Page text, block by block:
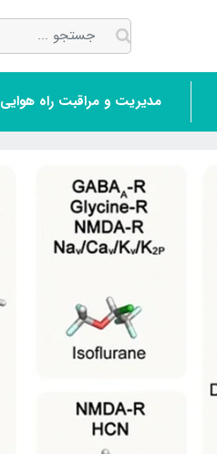
مدیریت و مراقبت راه هوایی